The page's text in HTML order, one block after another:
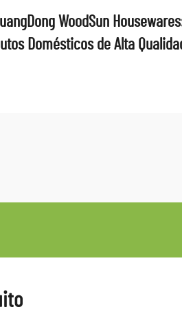
WoodSun
Domésticos de Alta